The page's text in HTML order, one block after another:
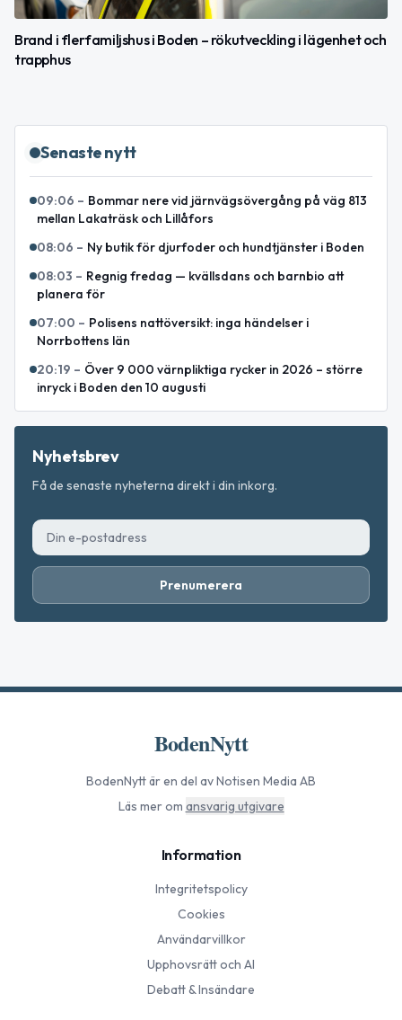
Brand i flerfamiljshus i Boden – rökutveckling i lägenhet och
trapphus
Senaste nytt
09:06 – Bommar nere vid järnvägsövergång på väg 813
mellan Lakaträsk och Lillåfors
08:06 – Ny butik för djurfoder och hundtjänster i Boden
08:03 – Regnig fredag — kvällsdans och barnbio att
planera för
07:00 – Polisens nattöversikt: inga händelser i
Norrbottens län
20:19 – Över 9 000 värnpliktiga rycker in 2026 – större
inryck i Boden den 10 augusti
Nyhetsbrev
Få de senaste nyheterna direkt i din inkorg.
Prenumerera
BodenNytt
BodenNyttär en del av Notisen Media AB
Läs mer om ansvarig utgivare
Information
Integritetspolicy
Cookies
Användarvillkor
Upphovsrätt och AI
Debatt & Insändare